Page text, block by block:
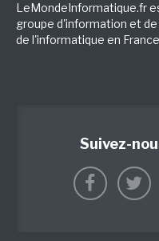
LeMondeInformatique.fr
groupe d'information et
de l'informatique en
Suivez-